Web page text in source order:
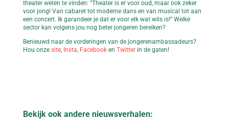
theater weten te vinden: “Theater is er voor oud, maar ook zeker
voor jong! Van cabaret tot moderne dans en van musical tot aan
een concert. Ik garandeer je dat er voor elk wat wils is!” Welke
sector kan volgens jou nog beter jongeren bereiken?
Benieuwd naar de vorderingen van de jongerenambassadeurs?
Hou onze site, Insta, Facebooken Twitterin de gaten!
Bekijk ook andere nieuwsverhalen: